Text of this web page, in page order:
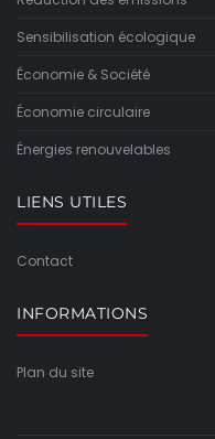
Sensibilisation écologique
Économie & Société
Économie circulaire
Énergies renouvelables
LIENS UTILES
Contact
INFORMATIONS
Plan du site